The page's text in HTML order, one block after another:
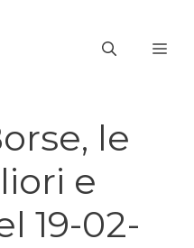
le
e
19-02-